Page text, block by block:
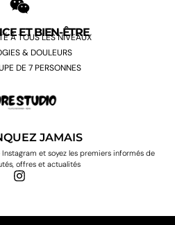
ET BIEN-ÊTRE
À TOUS LES NIVEAUX
& DOULEURS
DE 7 PERSONNES
JAMAIS
et soyez les premiers informés de
offres et actualités
I
t